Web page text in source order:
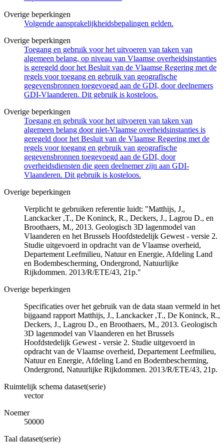
Overige beperkingen
Volgende aansprakelijkheidsbepalingen gelden.
Overige beperkingen
Toegang en gebruik voor het uitvoeren van taken van
algemeen belang, op niveau van Vlaamse overheidsinstanties
is geregeld door het Besluit van de Vlaamse Regering met de
regels voor toegang en gebruik van geografische
gegevensbronnen toegevoegd aan de GDI, door deelnemers
GDI-Vlaanderen. Dit gebruik is kosteloos.
Overige beperkingen
Toegang en gebruik voor het uitvoeren van taken van
algemeen belang door niet-Vlaamse overheidsinstanties is
geregeld door het Besluit van de Vlaamse Regering met de
regels voor toegang en gebruik van geografische
gegevensbronnen toegevoegd aan de GDI, door
overheidsdiensten die geen deelnemer zijn aan GDI-
Vlaanderen. Dit gebruik is kosteloos.
Overige beperkingen
Verplicht te gebruiken referentie luidt: "Matthijs, J.,
Lanckacker ,T., De Koninck, R., Deckers, J., Lagrou D., en
Broothaers, M., 2013. Geologisch 3D lagenmodel van
Vlaanderen en het Brussels Hoofdstedelijk Gewest - versie 2.
Studie uitgevoerd in opdracht van de Vlaamse overheid,
Departement Leefmilieu, Natuur en Energie, Afdeling Land
en Bodembescherming, Ondergrond, Natuurlijke
Rijkdommen. 2013/R/ETE/43, 21p."
Overige beperkingen
Specificaties over het gebruik van de data staan vermeld in het
bijgaand rapport Matthijs, J., Lanckacker ,T., De Koninck, R.,
Deckers, J., Lagrou D., en Broothaers, M., 2013. Geologisch
3D lagenmodel van Vlaanderen en het Brussels
Hoofdstedelijk Gewest - versie 2. Studie uitgevoerd in
opdracht van de Vlaamse overheid, Departement Leefmilieu,
Natuur en Energie, Afdeling Land en Bodembescherming,
Ondergrond, Natuurlijke Rijkdommen. 2013/R/ETE/43, 21p.
Ruimtelijk schema dataset(serie)
vector
Noemer
50000
Taal dataset(serie)